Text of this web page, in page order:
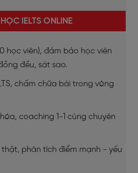
IELTS ONLINE
học viên), đảm bảo học viên
đều, sát sao.
chấm chữa bài trong vòng
coaching 1-1 cùng chuyên
thật, phân tích điểm mạnh - yếu